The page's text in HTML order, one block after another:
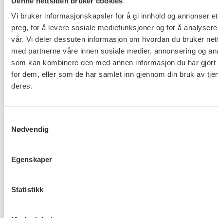
Vi bruker informasjonskapsler for å gi innhold og annonser
preg, for å levere sosiale mediefunksjoner og for å
vår. Vi deler dessuten informasjon om hvordan du bruker
med partnerne våre innen sosiale medier, annonsering og
som kan kombinere den med annen informasjon du har gjort
for dem, eller som de har samlet inn gjennom din bruk av
deres.
Nødvendig
Egenskaper
Statistikk
Søknad med CV, vitnemål og attester merkes med:
Team Organisasjon
FO er fagforeningen for sosialarbeidere. Vi
organiserer 38.000 barnevernspedagoger,
sosionomer, vernepleiere og velferdsvitere. Vi
sosialpolitikk, helsepolitikk, kvinnepolitikk,